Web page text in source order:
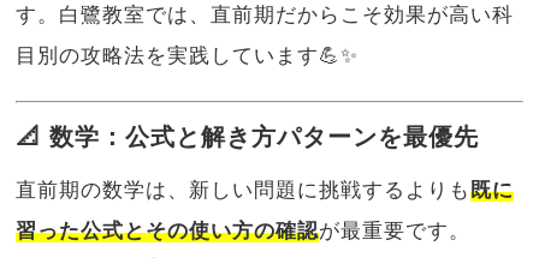
す。白鷺教室では、直前期だからこそ効果が高い科
目別の攻略法を実践しています💪✨
📐 数学：公式と解き方パターンを最優先
直前期の数学は、新しい問題に挑戦するよりも既に
習った公式とその使い方の確認が最重要です。